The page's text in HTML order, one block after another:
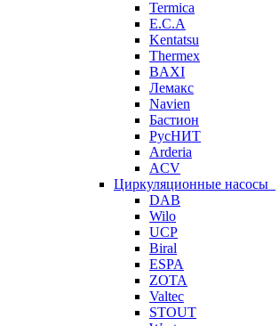
Termica
E.C.A
Kentatsu
Thermex
BAXI
Лемакс
Navien
Бастион
РусНИТ
Arderia
ACV
Циркуляционные насосы
DAB
Wilo
UCP
Biral
ESPA
ZOTA
Valtec
STOUT